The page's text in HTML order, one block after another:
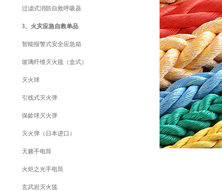
过滤式消防自救呼吸器
3、火灾应急自救单品
智能报警式安全应急箱
玻璃纤维灭火毯（盒式）
灭火球
引线式灭火弹
保龄球灭火弹
灭火弹（日本进口）
天籁手电筒
火炬之光手电筒
玄武岩灭火毯